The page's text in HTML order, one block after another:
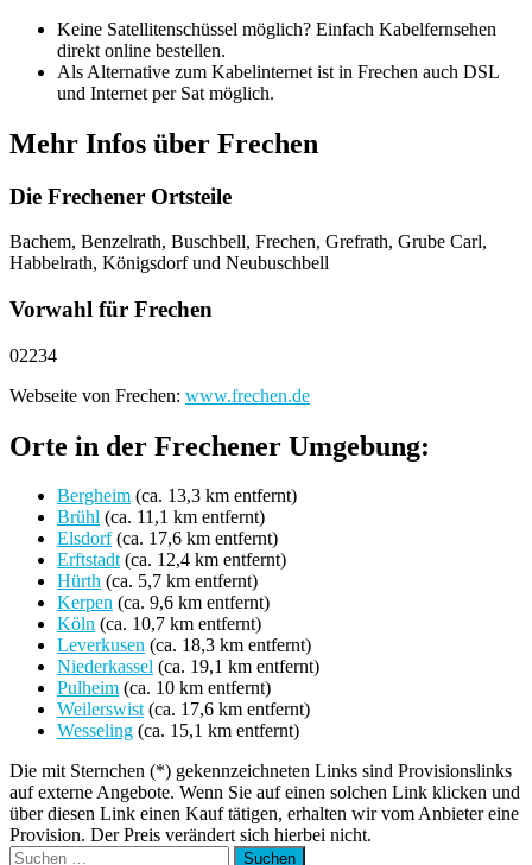
Keine Satellitenschüssel möglich? Einfach Kabelfernsehen
direkt online bestellen.
Als Alternative zum Kabelinternet ist in Frechen auch DSL
und Internet per Sat möglich.
Mehr Infos über Frechen
Die Frechener Ortsteile
Bachem, Benzelrath, Buschbell, Frechen, Grefrath, Grube Carl,
Habbelrath, Königsdorf und Neubuschbell
Vorwahl für Frechen
02234
Webseite von Frechen: www.frechen.de
Orte in der Frechener Umgebung:
Bergheim (ca. 13,3 km entfernt)
Brühl (ca. 11,1 km entfernt)
Elsdorf(ca. 17,6 km entfernt)
Erftstadt(ca. 12,4 km entfernt)
Hürth (ca. 5,7 km entfernt)
Kerpen (ca. 9,6 km entfernt)
Köln (ca. 10,7 km entfernt)
Leverkusen (ca. 18,3 km entfernt)
Niederkassel (ca. 19,1 km entfernt)
Pulheim (ca. 10 km entfernt)
Weilerswist(ca. 17,6 km entfernt)
Wesseling (ca. 15,1 km entfernt)
Die mit Sternchen (*) gekennzeichneten Links sind Provisionslinks
auf externe Angebote. Wenn Sie auf einen solchen Link klicken und
über diesen Link einen Kauf tätigen, erhalten wir vom Anbieter eine
Provision. Der Preis verändert sich hierbei nicht.
Suchen